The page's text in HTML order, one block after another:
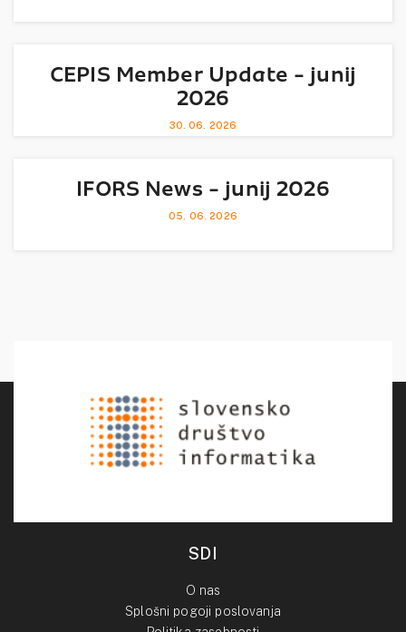
CEPIS Member Update - junij
2026
30. 06. 2026
IFORS News - junij 2026
05. 06. 2026
SDI
O nas
Splošni pogoji poslovanja